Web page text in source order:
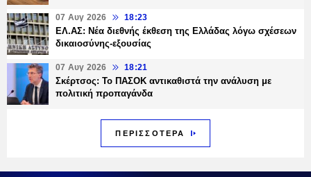
07 Αυγ 2026 18:23
ΕΛ.ΑΣ: Νέα διεθνής έκθεση της Ελλάδας λόγω σχέσεων
δικαιοσύνης-εξουσίας
07 Αυγ 2026 18:21
Σκέρτσος: Το ΠΑΣΟΚ αντικαθιστά την ανάλυση με
πολιτική προπαγάνδα
ΠΕΡΙΣΣΟΤΕΡΑ